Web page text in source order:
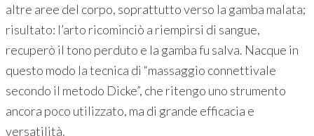
altre aree del corpo, soprattutto verso la gamba malata;
risultato: l’arto ricominciò a riempirsi di sangue,
recuperò il tono perduto e la gamba fu salva. Nacque in
questo modo la tecnica di “massaggio connettivale
secondo il metodo Dicke”, che ritengo uno strumento
ancora poco utilizzato, ma di grande efficacia e
versatilità.